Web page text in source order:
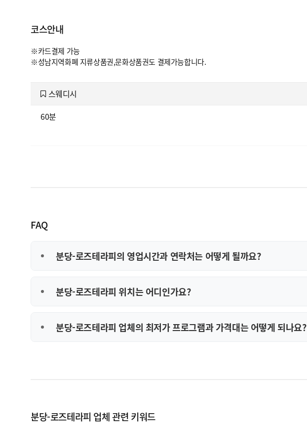
코스안내
※카드결제 가능
※성남지역화폐 지류상품권,문화상품권도 결제가능합니다.
스웨디시
60분
FAQ
분당-로즈테라피의 영업시간과 연락처는 어떻게 될까요?
분당-로즈테라피 위치는 어디인가요?
분당-로즈테라피 업체의 최저가 프로그램과 가격대는 어떻게 되나요?
분당-로즈테라피 업체 관련 키워드